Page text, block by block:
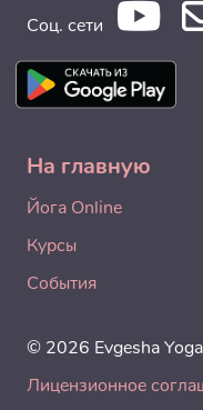
Соц. сети
На главную
Йога Online
Курсы
События
© 2026 Evgesha
Лицензионное